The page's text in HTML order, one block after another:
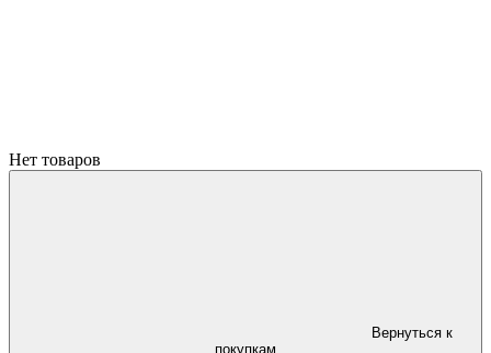
Нет товаров
Вернуться к
покупкам